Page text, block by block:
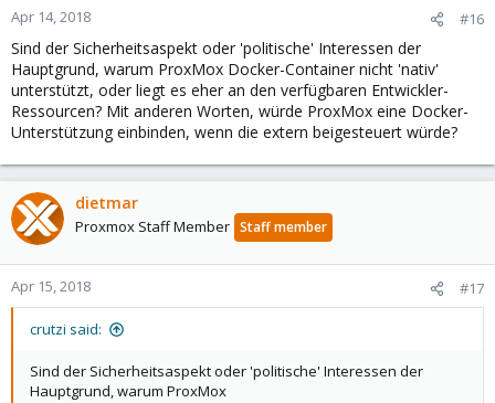
Apr 14, 2018 #16
Sind der Sicherheitsaspekt oder 'politische' Interessen der
Hauptgrund, warum ProxMox Docker-Container nicht 'nativ'
unterstützt, oder liegt es eher an den verfügbaren Entwickler-
Ressourcen? Mit anderen Worten, würde ProxMox eine Docker-
Unterstützung einbinden, wenn die extern beigesteuert würde?
dietmar
Proxmox Staff Member Staff member
Apr 15, 2018 #17
crutzi said:
Sind der Sicherheitsaspekt oder 'politische' Interessen der
Hauptgrund, warum ProxMox